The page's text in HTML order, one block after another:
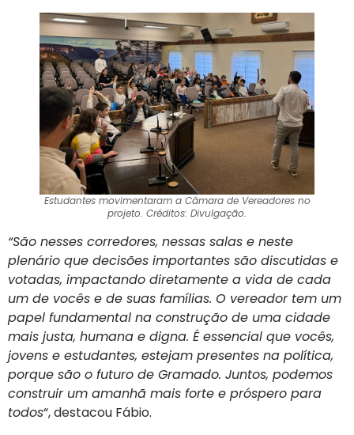
Estudantes movimentaram a Câmara de Vereadores no
projeto. Créditos: Divulgação.
“São nesses corredores, nessas salas e neste
plenário que decisões importantes são discutidas e
votadas, impactando diretamente a vida de cada
um de vocês e de suas famílias. O vereador tem um
papel fundamental na construção de uma cidade
mais justa, humana e digna. É essencial que vocês,
jovens e estudantes, estejam presentes na política,
porque são o futuro de Gramado. Juntos, podemos
construir um amanhã mais forte e próspero para
todos“, destacou Fábio.